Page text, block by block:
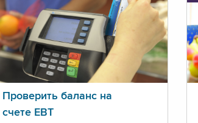
Проверить баланс на
счете ЕВТ